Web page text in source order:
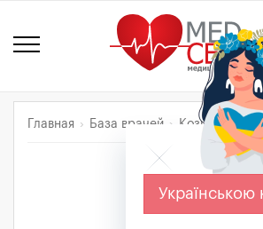
Главная База врачей Козицкая